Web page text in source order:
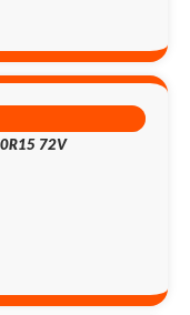
72V